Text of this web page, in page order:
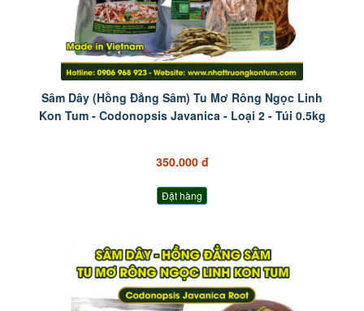
Sâm Dây (Hồng Đẳng Sâm) Tu Mơ Rông Ngọc Linh
Kon Tum - Codonopsis Javanica - Loại 2 - Túi 0.5kg
350.000 đ
Đặt hàng